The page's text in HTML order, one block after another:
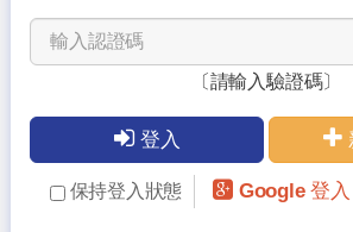
〔請輸入驗證碼〕
登入
保持登入狀態 Google 登入